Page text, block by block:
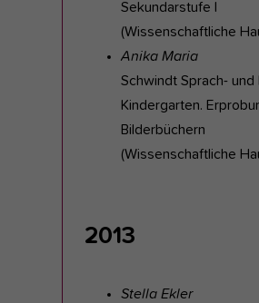
Sekundarstufe I
(Wissenschaftliche
Anika Maria
Schwindt Sprach-
Kindergarten.
Bilderbüchern
(Wissenschaftliche
2013
Stella Ekler